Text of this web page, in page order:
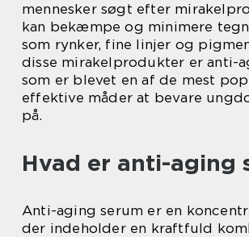
mennesker søgt efter
kan bekæmpe og minimere
som rynker, fine linjer og
disse mirakelprodukter er anti-
som er blevet en af de mest
effektive måder at bevare
på.
Hvad er anti-aging
Anti-aging serum er en
der indeholder en kraftfuld